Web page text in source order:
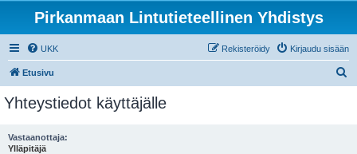
Pirkanmaan Lintutieteellinen Yhdistys
UKK Kirjaudu sisään
Rekisteröidy
Etusivu
Yhteystiedot käyttäjälle
Vastaanottaja:
Ylläpitäjä